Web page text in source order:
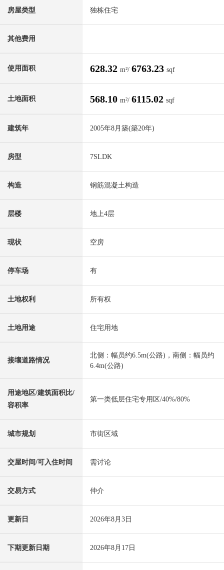
房屋类型 独栋住宅
其他费用
使用面积 628.32 m²/ 6763.23 sqf
土地面积 568.10 m²/ 6115.02 sqf
建筑年 2005年8月築(築20年)
房型 7SLDK
构造 钢筋混凝土构造
层楼 地上4层
现状 空房
停车场 有
土地权利 所有权
土地用途 住宅用地
接壤道路情况
北侧：幅员约6.5m(公路)，南侧：幅员约
6.4m(公路)
用途地区/建筑面积比/
容积率
第一类低层住宅专用区/40%/80%
城市规划 市街区域
交屋时间/可入住时间 需讨论
交易方式 仲介
更新日 2026年8月3日
下期更新日期 2026年8月17日